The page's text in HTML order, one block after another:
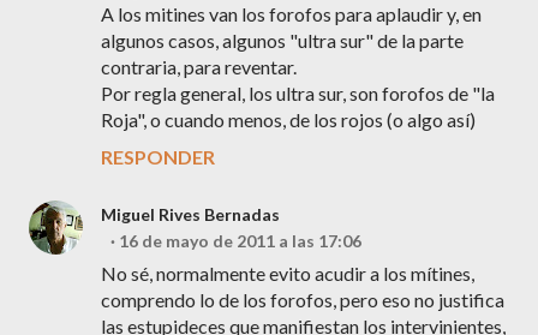
A los mitines van los forofos para aplaudir y, en
algunos casos, algunos "ultra sur" de la parte
contraria, para reventar.
Por regla general, los ultra sur, son forofos de "la
Roja", o cuando menos, de los rojos (o algo así)
RESPONDER
Miguel Rives Bernadas
16 de mayo de 2011 a las 17:06
No sé, normalmente evito acudir a los mítines,
comprendo lo de los forofos, pero eso no justifica
las estupideces que manifiestan los intervinientes,